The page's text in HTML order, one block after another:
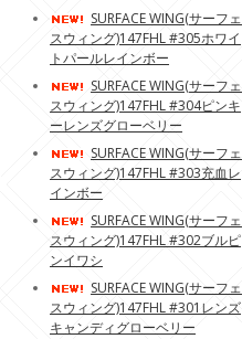
SURFACE WING(サーフェ
スウィング)147FHL #305ホワイ
トパールレインボー
SURFACE WING(サーフェ
スウィング)147FHL #304ピンキ
ーレンズグローベリー
SURFACE WING(サーフェ
スウィング)147FHL #303充血レ
インボー
SURFACE WING(サーフェ
スウィング)147FHL #302ブルピ
ンイワシ
SURFACE WING(サーフェ
スウィング)147FHL #301レンズ
キャンディグローベリー